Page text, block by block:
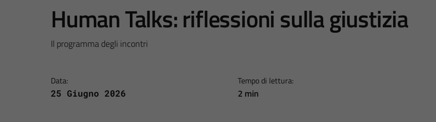
Human Talks: riflessioni sulla giustizia
Il programma degli incontri
Data:
25 Giugno 2026
Tempo di lettura:
2 min